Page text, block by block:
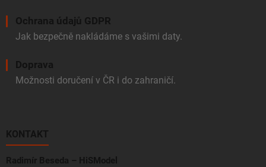
Ochrana údajů GDPR
Jak bezpečně nakládáme s vašimi daty.
Doprava
Možnosti doručení v ČR i do zahraničí.
KONTAKT
Radimír Beseda – HiSModel